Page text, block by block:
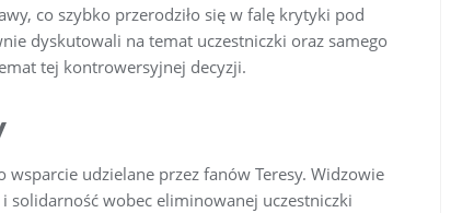
co szybko przerodziło się w falę krytyki pod
dyskutowali na temat uczestniczki oraz samego
tej kontrowersyjnej decyzji.
udzielane przez fanów Teresy. Widzowie
wobec eliminowanej uczestniczki